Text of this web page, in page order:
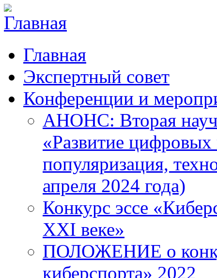
Главная
Экспертный совет
Конференции и
АНОНС: Вторая
«Развитие цифровых
популяризация,
апреля 2024 года)
Конкурс эссе
XXI веке»
ПОЛОЖЕНИЕ о
киберспорта» 2022